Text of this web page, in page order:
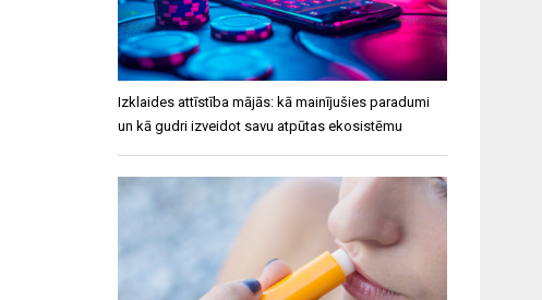
Izklaides attīstība mājās: kā mainījušies paradumi
un kā gudri izveidot savu atpūtas ekosistēmu